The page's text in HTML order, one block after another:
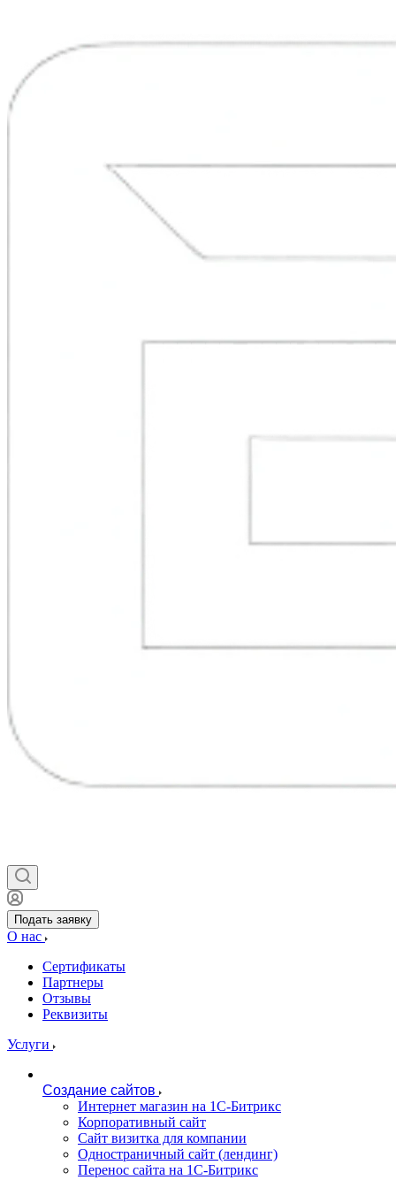
Подать заявку
О нас
Сертификаты
Партнеры
Отзывы
Реквизиты
Услуги
Создание сайтов
Интернет магазин на 1С-Битрикс
Корпоративный сайт
Сайт визитка для компании
Одностраничный сайт (лендинг)
Перенос сайта на 1С-Битрикс